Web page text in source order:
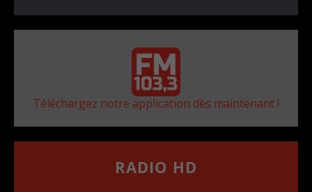
Téléchargez notre application dès maintenant !
RADIO HD